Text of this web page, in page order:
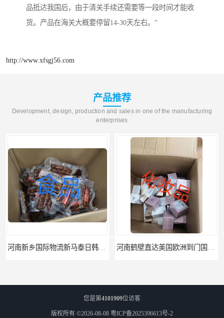
品抵达我国后，由于清关手续还需要等一段时间才能收
货。产品在海关大概要停留14-30天左右。”
http://www.xfsgj56.com
产品推荐
Development, design, production and sales in one of the manufacturing
enterprises
您是第4101909位访客
版权所有 ©2026-08-08 粤ICP备2025396613号-2